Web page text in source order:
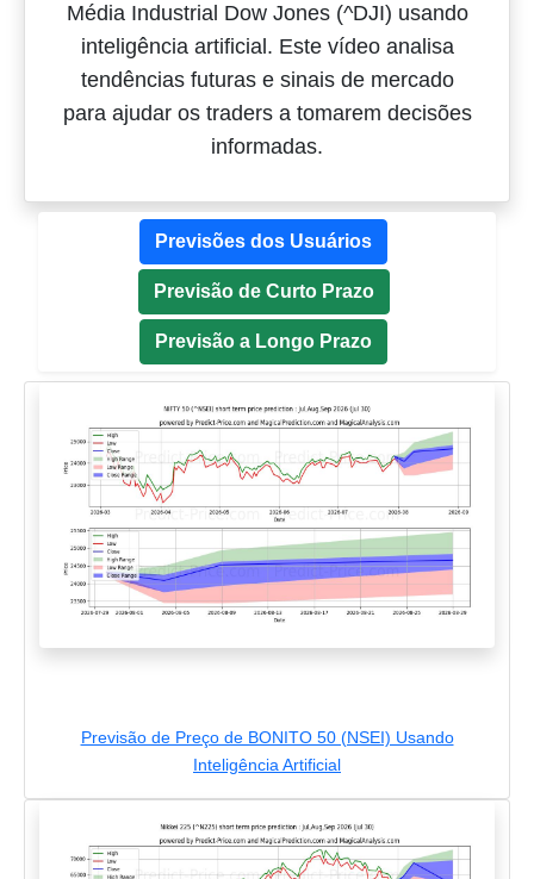
Média Industrial Dow Jones (^DJI) usando
inteligência artificial. Este vídeo analisa
tendências futuras e sinais de mercado
para ajudar os traders a tomarem decisões
informadas.
Previsões dos Usuários
Previsão de Curto Prazo
Previsão a Longo Prazo
Previsão de Preço de BONITO 50 (NSEI) Usando
Inteligência Artificial